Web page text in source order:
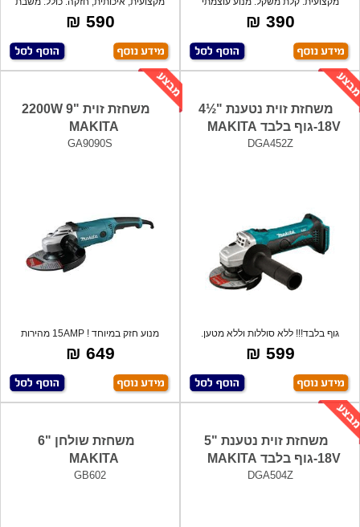
איכותי עם
390 ₪
בטיחו
590 ₪
משחזת זוית נטענת "½4
18V-גוף בלבד MAKITA
DGA452Z
גוף בלבד!!! ללא סוללות וללא מטען.
599 ₪
משחזת זוית "9 2200W
MAKITA
GA9090S
מנוע חזק במיוחד ! 15AMP מהירות
סיבוב: 6
649 ₪
משחזת זוית נטענת "5
18V-גוף בלבד MAKITA
DGA504Z
משחזת שולחן "6
MAKITA
GB602